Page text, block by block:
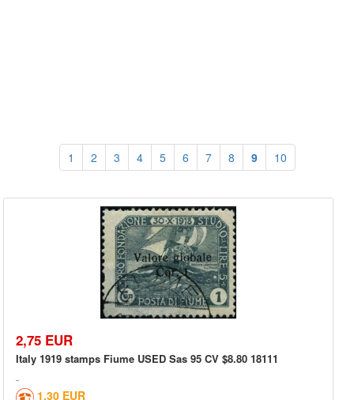
1 2 3 4 5 6 7 8 9 10
2,75 EUR
Italy 1919 stamps Fiume USED Sas 95 CV $8.80 18111
1,30 EUR